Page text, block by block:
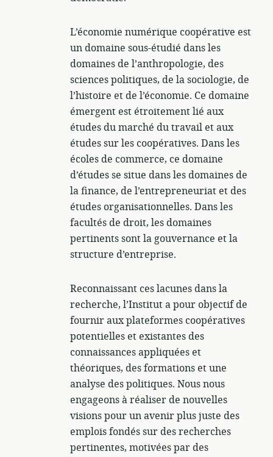
L’économie numérique coopérative est
un domaine sous-étudié dans les
domaines de l’anthropologie, des
sciences politiques, de la sociologie, de
l’histoire et de l’économie. Ce domaine
émergent est étroitement lié aux
études du marché du travail et aux
études sur les coopératives. Dans les
écoles de commerce, ce domaine
d’études se situe dans les domaines de
la finance, de l’entrepreneuriat et des
études organisationnelles. Dans les
facultés de droit, les domaines
pertinents sont la gouvernance et la
structure d’entreprise.
Reconnaissant ces lacunes dans la
recherche, l’Institut a pour objectif de
fournir aux plateformes coopératives
potentielles et existantes des
connaissances appliquées et
théoriques, des formations et une
analyse des politiques. Nous nous
engageons à réaliser de nouvelles
visions pour un avenir plus juste des
emplois fondés sur des recherches
pertinentes, motivées par des